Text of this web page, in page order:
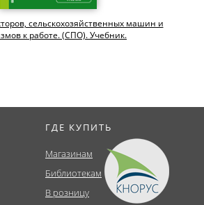
сельскохозяйственных машин и
к работе. (СПО). Учебник.
ГДЕ КУПИТЬ
Магазинам
Библиотекам
В розницу